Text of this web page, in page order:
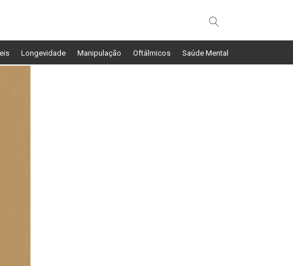
Longevidade Manipulação Oftálmicos Saúde Mental